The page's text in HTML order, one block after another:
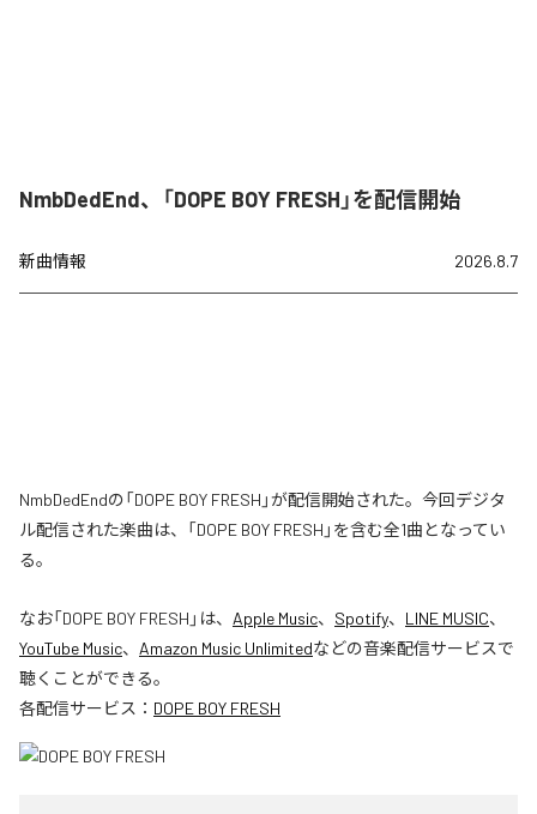
NmbDedEnd、「DOPE BOY FRESH」を配信開始
新曲情報 2026.8.7
NmbDedEndの「DOPE BOY FRESH」が配信開始された。今回デジタ
ル配信された楽曲は、「DOPE BOY FRESH」を含む全1曲となってい
る。
なお「DOPE BOY FRESH 」は、 Apple Music、 Spotify、 LINE MUSIC、
YouTube Music、 Amazon Music Unlimitedなどの音楽配信サービスで
聴くことができる。
各配信サービス： DOPE BOY FRESH